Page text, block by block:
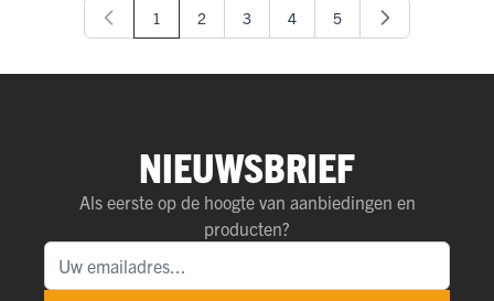
U lees momenteel pagina
1 Pagina
2 Pagina
3 Pagina
4 Pagina
5
NIEUWSBRIEF
Als eerste op de hoogte van aanbiedingen en
producten?